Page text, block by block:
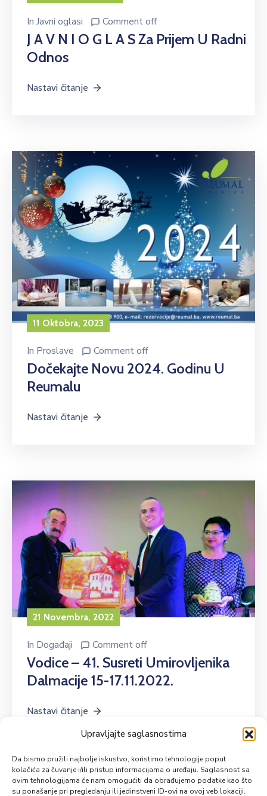
Upravljajte saglasnostima
Da bismo pružili najbolje iskustvo, koristimo tehnologije poput
kolačića za čuvanje i/ili pristup informacijama o uređaju. Saglasnost sa
ovim tehnologijama će nam omogućiti da obrađujemo podatke kao što
su ponašanje pri pregledanju ili jedinstveni ID-ovi na ovoj veb lokaciji.
In Javni oglasi Comment off
J A V N I O G L A S Za Prijem U Radni
Odnos
Nastavi čitanje
11 Oktobra, 2023
In Proslave Comment off
Dočekajte Novu 2024. Godinu U
Reumalu
Nastavi čitanje
21 Novembra, 2022
In Događaji Comment off
Vodice – 41. Susreti Umirovljenika
Dalmacije 15-17.11.2022.
Nastavi čitanje